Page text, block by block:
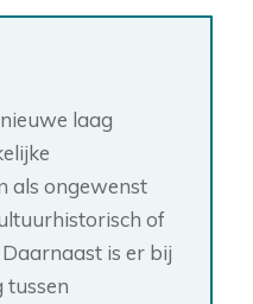
laag
als ongewenst
of
is er bij
tussen